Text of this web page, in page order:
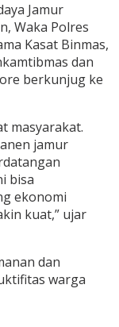
Jamur
Waka Polres
Kasat Binmas,
dan
berkunjug ke
masyarakat.
jamur
bisa
ekonomi
kuat,” ujar
dan
warga